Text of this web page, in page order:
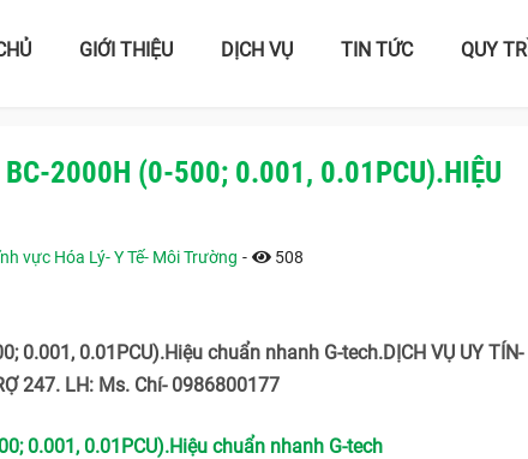
GIỚI THIỆU DỊCH VỤ TIN TỨC QUY
BC-2000H (0-500; 0.001, 0.01PCU).HIỆU
vực Hóa Lý- Y Tế- Môi Trường - 508
0.001, 0.01PCU).Hiệu chuẩn nhanh G-tech.DỊCH VỤ UY TÍN-
247. LH: Ms. Chí- 0986800177
0.001, 0.01PCU).Hiệu chuẩn nhanh G-tech